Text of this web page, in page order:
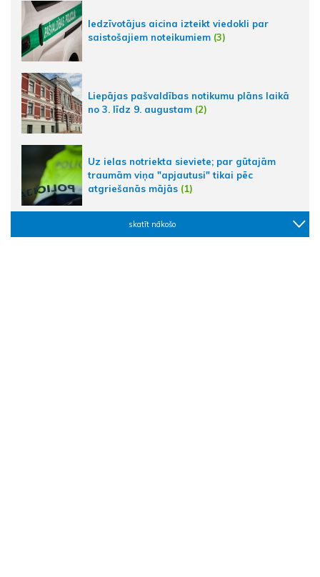
Iedzīvotājus aicina izteikt viedokli par
saistošajiem noteikumiem (3)
Liepājas pašvaldības notikumu plāns laikā
no 3. līdz 9. augustam (2)
Uz ielas notriekta sieviete; par gūtajām
traumām viņa "apjautusi" tikai pēc
atgriešanās mājās (1)
skatīt nākošo